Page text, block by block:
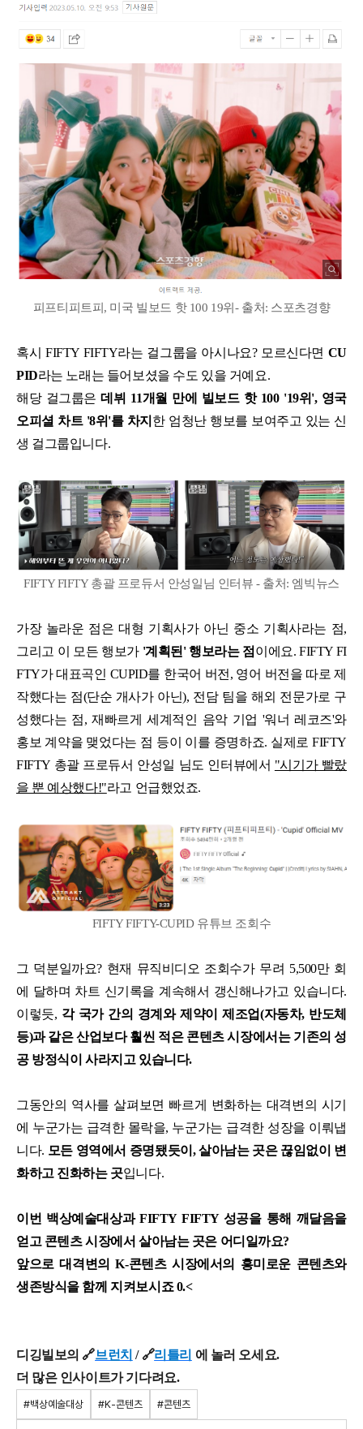
피프티피트피, 미국 빌보드 핫 100 19위- 출처: 스포츠경향
혹시 FIFTY FIFTY라는 걸그룹을 아시나요? 모르신다면 CU
PID라는 노래는 들어보셨을 수도 있을 거예요.
해당 걸그룹은데뷔 11개월 만에 빌보드 핫 100 '19위', 영국
오피셜 차트 '8위'를 차지 한 엄청난 행보를 보여주고 있는 신
생 걸그룹입니다.
FIFTY FIFTY 총괄 프로듀서 안성일님 인터뷰 - 출처: 엠빅뉴스
가장 놀라운 점은 대형 기획사가 아닌 중소 기획사라는 점,
그리고 이 모든 행보가 '계획된' 행보라는 점 이에요. FIFTY FI
FTY가 대표곡인 CUPID를 한국어 버전, 영어 버전을 따로 제
작했다는 점(단순 개사가 아닌), 전담 팀을 해외 전문가로 구
성했다는 점, 재빠르게 세계적인 음악 기업 '워너 레코즈'와
홍보 계약을 맺었다는 점 등이 이를 증명하죠. 실제로 FIFTY
FIFTY 총괄 프로듀서 안성일 님도 인터뷰에서 "시기가 빨랐
을 뿐 예상했다!"라고 언급했었죠.
FIFTY FIFTY-CUPID 유튜브 조회수
그 덕분일까요? 현재 뮤직비디오 조회수가 무려 5,500만 회
에 달하며 차트 신기록을 계속해서 갱신해나가고 있습니다.
이렇듯, 각 국가 간의 경계와 제약이 제조업(자동차, 반도체
등)과 같은 산업보다 훨씬 적은 콘텐츠 시장에서는 기존의 성
공 방정식이 사라지고 있습니다.
그동안의 역사를 살펴보면 빠르게 변화하는 대격변의 시기
에 누군가는 급격한 몰락을, 누군가는 급격한 성장을 이뤄냅
니다. 모든 영역에서 증명됐듯이, 살아남는 곳은 끊임없이 변
화하고 진화하는 곳입니다.
이번 백상예술대상과 FIFTY FIFTY 성공을 통해 깨달음을
얻고 콘텐츠 시장에서 살아남는 곳은 어디일까요?
앞으로 대격변의 K-콘텐츠 시장에서의 흥미로운 콘텐츠와
생존방식을 함께 지켜보시죠 0.<
디깅빌보의 🔗브런치 / 🔗리틀리 에 놀러 오세요.
더 많은 인사이트가 기다려요.
#백상예술대상 #K-콘텐츠 #콘텐츠